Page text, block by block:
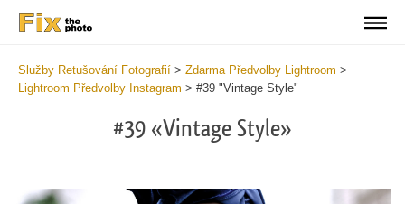
Služby Retušování Fotografií > Zdarma Předvolby Lightroom >
Lightroom Předvolby Instagram > #39 "Vintage Style"
#39 «Vintage Style»